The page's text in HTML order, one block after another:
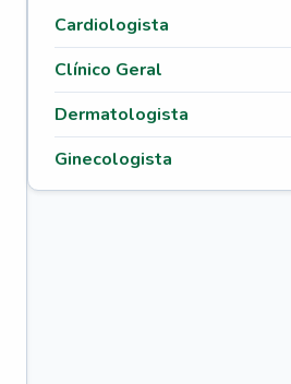
Cardiologista
Clínico Geral
Dermatologista
Ginecologista